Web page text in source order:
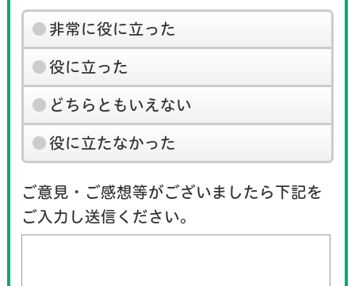
非常に役に立った
役に立った
どちらともいえない
役に立たなかった
ご意見・ご感想等がございましたら下記を
ご入力し送信ください。